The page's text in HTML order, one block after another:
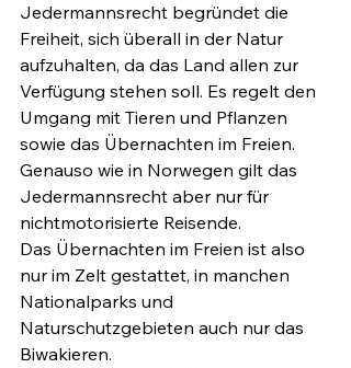
Jedermannsrecht begründet die
Freiheit, sich überall in der Natur
aufzuhalten, da das Land allen zur
Verfügung stehen soll. Es regelt den
Umgang mit Tieren und Pflanzen
sowie das Übernachten im Freien.
Genauso wie in Norwegen gilt das
Jedermannsrecht aber nur für
nichtmotorisierte Reisende.
Das Übernachten im Freien ist also
nur im Zelt gestattet, in manchen
Nationalparks und
Naturschutzgebieten auch nur das
Biwakieren.